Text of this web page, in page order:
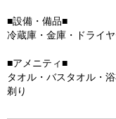
■設備・備品■
冷蔵庫・金庫・ドライ
■アメニティ■
タオル・バスタオル・
剃り